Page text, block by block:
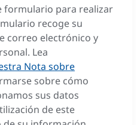
formulario para realizar
recoge su
correo electrónico y
Lea
Nota sobre
sobre cómo
sus datos
de este